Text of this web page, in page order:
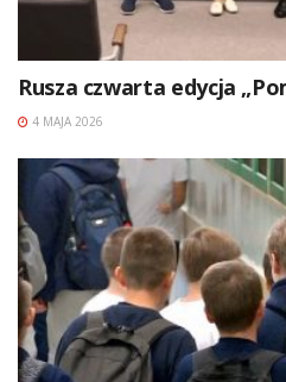
Rusza czwarta edycja
4 MAJA 2026